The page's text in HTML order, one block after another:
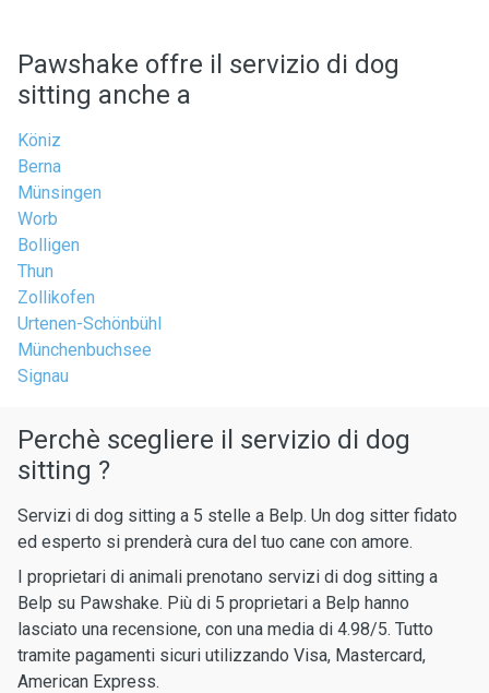
Pawshake offre il servizio di dog
sitting anche a
Köniz
Berna
Münsingen
Worb
Bolligen
Thun
Zollikofen
Urtenen-Schönbühl
Münchenbuchsee
Signau
Perchè scegliere il servizio di dog
sitting ?
Servizi di dog sitting a 5 stelle a Belp. Un dog sitter fidato
ed esperto si prenderà cura del tuo cane con amore.
I proprietari di animali prenotano servizi di dog sitting a
Belp su Pawshake. Più di 5 proprietari a Belp hanno
lasciato una recensione, con una media di 4.98/5. Tutto
tramite pagamenti sicuri utilizzando Visa, Mastercard,
American Express.